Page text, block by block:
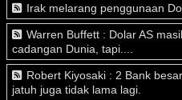
Irak melarang penggunaan
Warren Buffett : Dolar AS
cadangan Dunia, tapi....
Robert Kiyosaki : 2 Bank
jatuh juga tidak lama lagi.